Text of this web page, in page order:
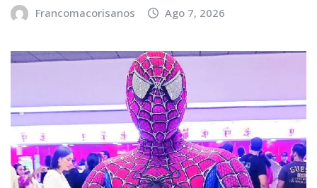
Francomacorisanos Ago 7, 2026